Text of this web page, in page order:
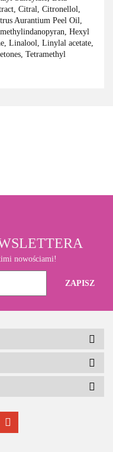
Citral, Citronellol,
Aurantium Peel Oil,
Hexyl
Linalool, Linylal acetate,
Tetramethyl
nowościami!